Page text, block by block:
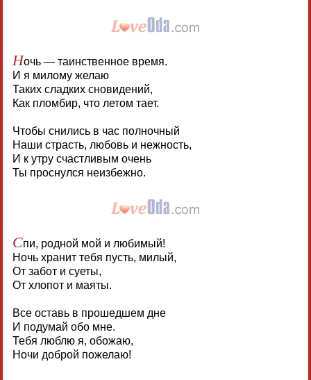
Ночь — таинственное время.
И я милому желаю
Таких сладких сновидений,
Как пломбир, что летом тает.
Чтобы снились в час полночный
Наши страсть, любовь и нежность,
И к утру счастливым очень
Ты проснулся неизбежно.
Спи, родной мой и любимый!
Ночь хранит тебя пусть, милый,
От забот и суеты,
От хлопот и маяты.
Все оставь в прошедшем дне
И подумай обо мне.
Тебя люблю я, обожаю,
Ночи доброй пожелаю!